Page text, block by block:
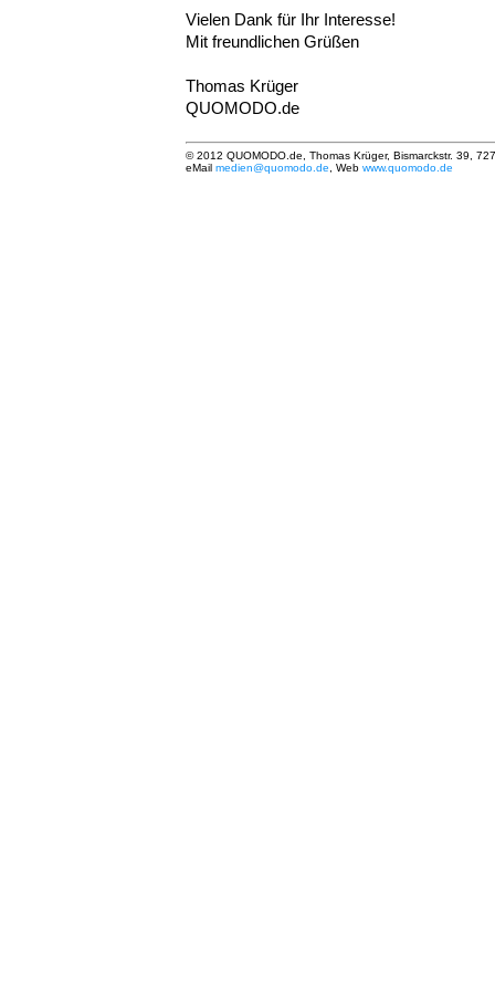
Vielen Dank für Ihr Interesse!
Mit freundlichen Grüßen
Thomas Krüger
QUOMODO.de
© 2012 QUOMODO.de, Thomas Krüger, Bismarckstr. 39,
eMail medien@quomodo.de , Web www.quomodo.de